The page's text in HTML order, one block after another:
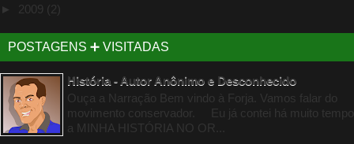
►
2009 (2)
POSTAGENS ➕ VISITADAS
História - Autor Anônimo e Desconhecido
Ouça a Narração Bem vindo à Forja. Vamos falar do
movimento conservador. Eu já contei há muito tempo
a MINHA HISTÓRIA NO OR...